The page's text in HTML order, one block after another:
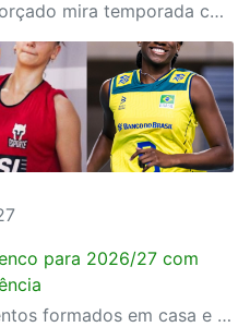
Com a chegada Elenco reforçado mira temporada competitiva
para 2026/27 com
Com a manutenção de talentos formados em casa e a chegada de reforços pontuais, o SESI Vôlei Bauru se posiciona de forma competitiva para a temporada 2026/27